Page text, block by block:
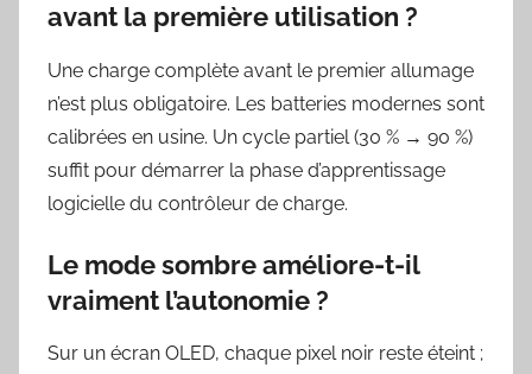
avant la première utilisation ?
Une charge complète avant le premier allumage
n’est plus obligatoire. Les batteries modernes sont
calibrées en usine. Un cycle partiel (30 % → 90 %)
suffit pour démarrer la phase d’apprentissage
logicielle du contrôleur de charge.
Le mode sombre améliore-t-il
vraiment l’autonomie ?
Sur un écran OLED, chaque pixel noir reste éteint ;